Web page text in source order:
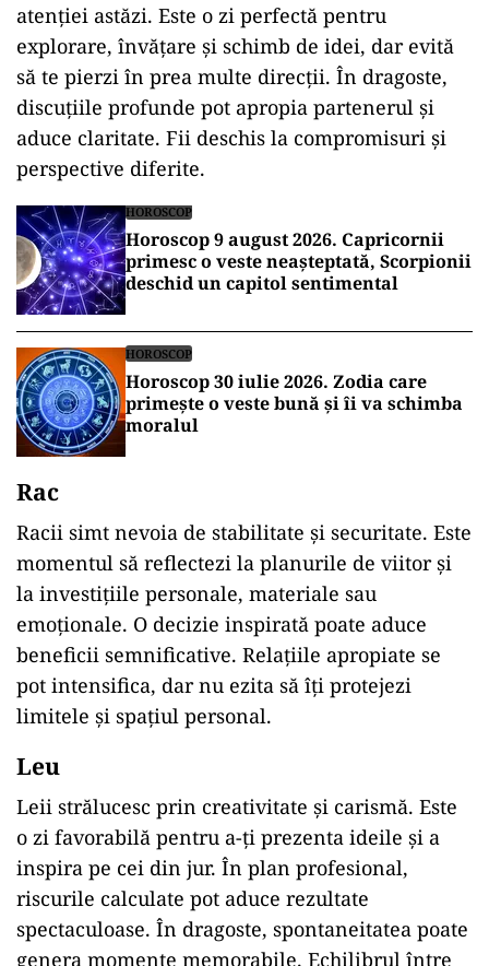
atenției astăzi. Este o zi perfectă pentru
explorare, învățare și schimb de idei, dar evită
să te pierzi în prea multe direcții. În dragoste,
discuțiile profunde pot apropia partenerul și
aduce claritate. Fii deschis la compromisuri și
perspective diferite.
HOROSCOP
Horoscop 9 august 2026. Capricornii
primesc o veste neașteptată, Scorpionii
deschid un capitol sentimental
HOROSCOP
Horoscop 30 iulie 2026. Zodia care
primește o veste bună și îi va schimba
moralul
Rac
Racii simt nevoia de stabilitate și securitate. Este
momentul să reflectezi la planurile de viitor și
la investițiile personale, materiale sau
emoționale. O decizie inspirată poate aduce
beneficii semnificative. Relațiile apropiate se
pot intensifica, dar nu ezita să îți protejezi
limitele și spațiul personal.
Leu
Leii strălucesc prin creativitate și carismă. Este
o zi favorabilă pentru a-ți prezenta ideile și a
inspira pe cei din jur. În plan profesional,
riscurile calculate pot aduce rezultate
spectaculoase. În dragoste, spontaneitatea poate
genera momente memorabile. Echilibrul între